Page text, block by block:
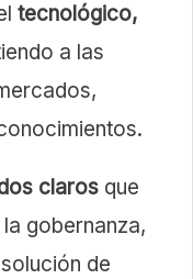
tecnológico,
a las
claros que
gobernanza,
de